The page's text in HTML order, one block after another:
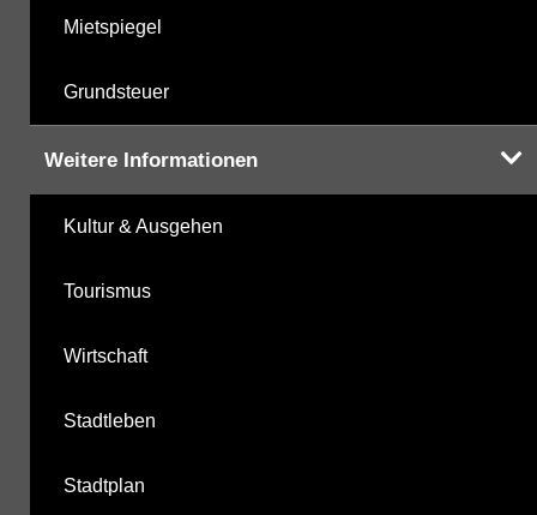
Mietspiegel
Grundsteuer
Weitere Informationen
Kultur & Ausgehen
Tourismus
Wirtschaft
Stadtleben
Stadtplan